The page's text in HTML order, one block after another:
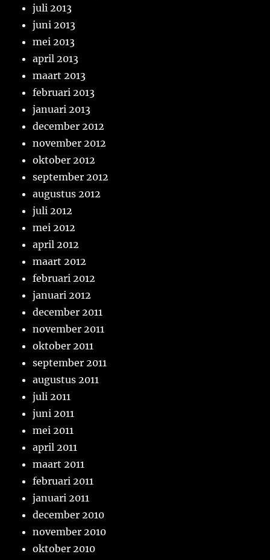
juli 2013
juni 2013
mei 2013
april 2013
maart 2013
februari 2013
januari 2013
december 2012
november 2012
oktober 2012
september 2012
augustus 2012
juli 2012
mei 2012
april 2012
maart 2012
februari 2012
januari 2012
december 2011
november 2011
oktober 2011
september 2011
augustus 2011
juli 2011
juni 2011
mei 2011
april 2011
maart 2011
februari 2011
januari 2011
december 2010
november 2010
oktober 2010